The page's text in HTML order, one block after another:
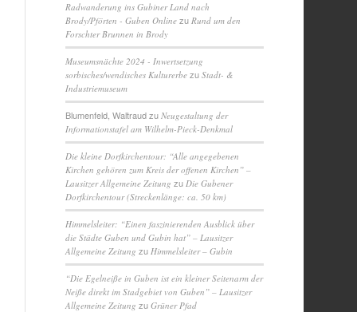
Radwanderung ins Gubiner Land nach
Brody/Pförten - Guben Online zu Rund um den
Forschter Brunnen in Brody
Museumsnächte 2024 - Inwertsetzung
sorbisches/wendisches Kulturerbe zuStadt- &
Industriemuseum
Blumenfeld, WaltraudzuNeugestaltung der
Informationstafel am Wilhelm-Pieck-Denkmal
Die kleine Dorfkirchentour: “Alle angegebenen
Kirchen gehören zum Kreis der offenen Kirchen” –
Lausitzer Allgemeine Zeitung zu Die Gubener
Dorfkirchentour (Streckenlänge: ca. 50 km)
Himmelsleiter: “Einen faszinierenden Ausblick über
die Städte Guben und Gubin hat” – Lausitzer
Allgemeine Zeitung zu Himmelsleiter – Gubin
“Die Egelneiße in Guben ist ein kleiner Seitenarm der
Neiße direkt im Stadgebiet von Guben” – Lausitzer
Allgemeine Zeitung zuGrüner Pfad